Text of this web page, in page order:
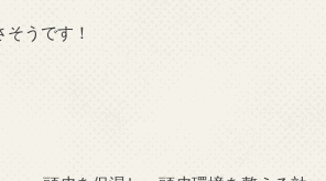
うです！